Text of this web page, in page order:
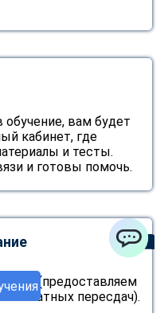
вам будет
кабинет, где
и тесты.
и готовы помочь.
4
(предоставляем
пересдач).